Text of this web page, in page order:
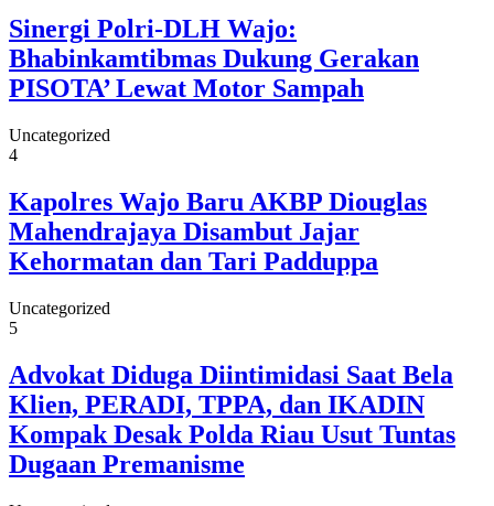
Sinergi Polri-DLH Wajo:
Bhabinkamtibmas Dukung Gerakan
PISOTA’ Lewat Motor Sampah
Uncategorized
4
Kapolres Wajo Baru AKBP Diouglas
Mahendrajaya Disambut Jajar
Kehormatan dan Tari Padduppa
Uncategorized
5
Advokat Diduga Diintimidasi Saat Bela
Klien, PERADI, TPPA, dan IKADIN
Kompak Desak Polda Riau Usut Tuntas
Dugaan Premanisme